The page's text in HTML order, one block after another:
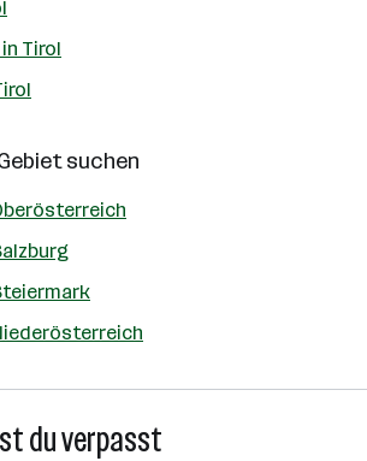
Tirol
suchen
du verpasst